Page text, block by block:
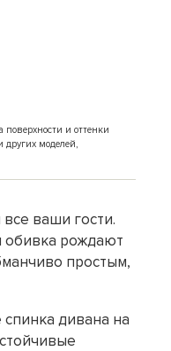
и оттенки
других моделей,
ваши гости.
обивка рождают
простым,
дивана на